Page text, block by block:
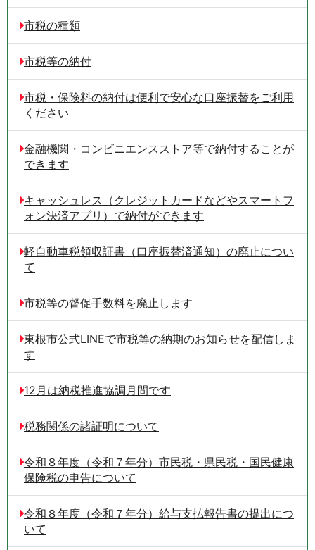
市税の種類
市税等の納付
市税・保険料の納付は便利で安心な口座振替をご利用
ください
金融機関・コンビニエンスストア等で納付することが
できます
キャッシュレス（クレジットカードなどやスマートフ
ォン決済アプリ）で納付ができます
軽自動車税領収証書（口座振替済通知）の廃止につい
て
市税等の督促手数料を廃止します
東根市公式LINEで市税等の納期のお知らせを配信しま
す
12月は納税推進協調月間です
税務関係の諸証明について
令和８年度（令和７年分）市民税・県民税・国民健康
保険税の申告について
令和８年度（令和７年分）給与支払報告書の提出につ
いて